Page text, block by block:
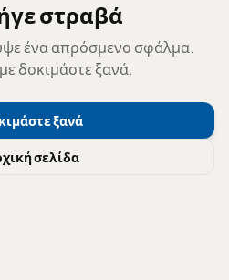
στραβά
ένα απρόσμενο σφάλμα.
δοκιμάστε ξανά.
ξανά
σελίδα